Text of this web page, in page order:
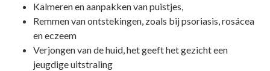
Kalmeren en aanpakken van puistjes,
Remmen van ontstekingen, zoals bij psoriasis, rosácea
en eczeem
Verjongen van de huid, het geeft het gezicht een
jeugdige uitstraling